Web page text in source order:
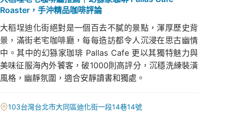
Roaster，手沖精品咖啡評論
大稻埕迪化街絕對是一個百去不膩的景點，渾厚歷史背
景，滿街老宅咖啡廳，每每造訪都令人沉浸在思古幽情
中。其中的幻猻家珈琲 Pallas Cafe 更以其獨特魅力與
美味征服海內外饕客，破1000則高評分，沉穩洗練裝潢
風格，幽靜氛圍，適合安靜讀書和獨處。
103台灣台北市大同區迪化街一段14巷14號